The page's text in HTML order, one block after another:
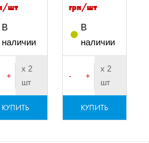
шт
В
наличии
+
х 2
шт
КУПИТЬ
грн/шт
В
наличии
- +
х 2
шт
КУПИТЬ